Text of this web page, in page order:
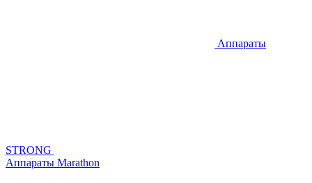
Аппараты
STRONG
Аппараты Marathon